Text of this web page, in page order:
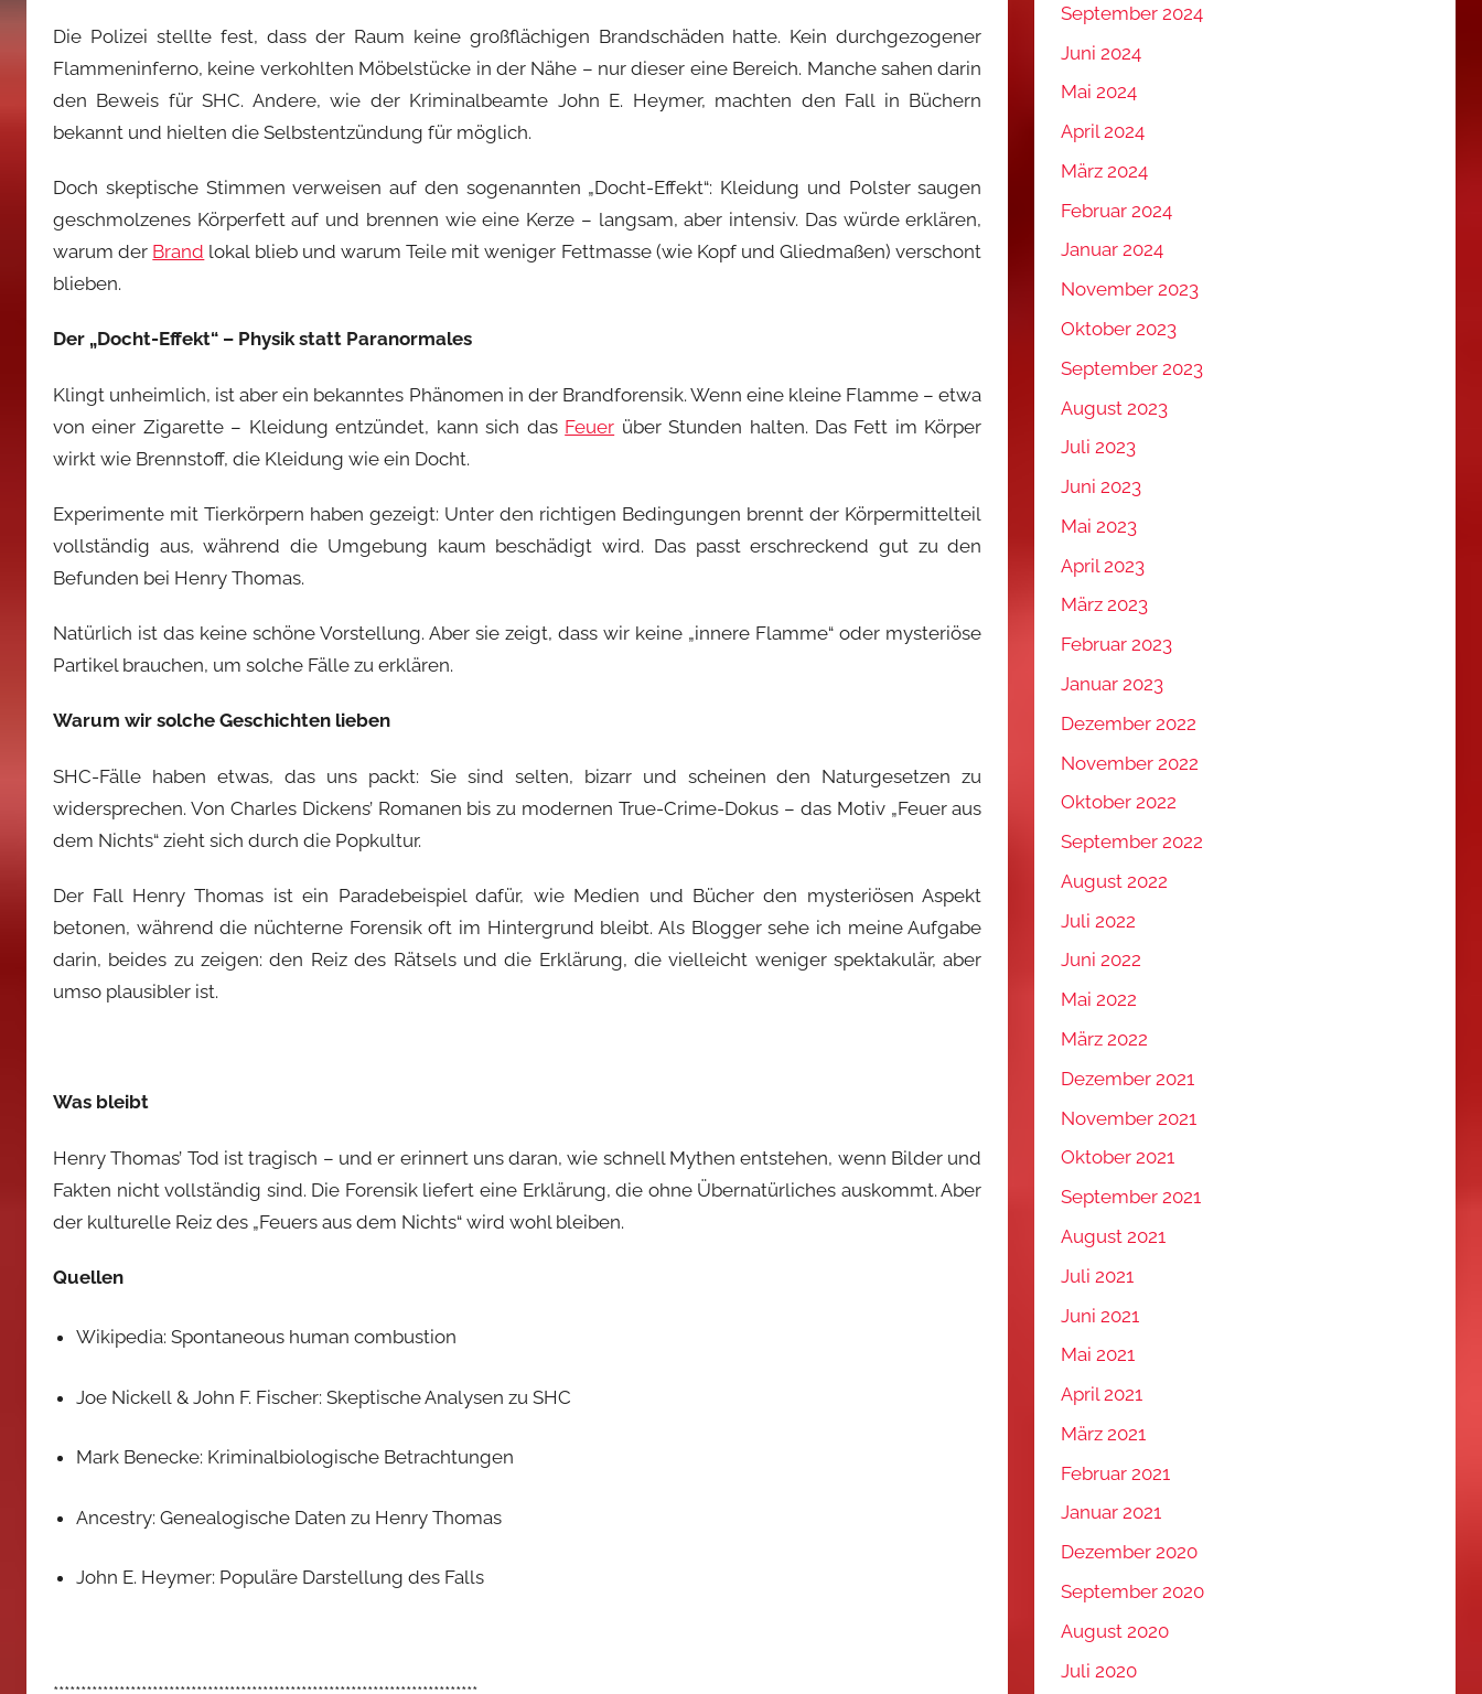
Die Polizei stellte fest, dass der Raum keine großflächigen Brandschäden hatte. Kein durchgezogener
Flammeninferno, keine verkohlten Möbelstücke in der Nähe – nur dieser eine Bereich. Manche sahen darin
den Beweis für SHC. Andere, wie der Kriminalbeamte John E. Heymer, machten den Fall in Büchern
bekannt und hielten die Selbstentzündung für möglich.
Doch skeptische Stimmen verweisen auf den sogenannten „Docht-Effekt“: Kleidung und Polster saugen
geschmolzenes Körperfett auf und brennen wie eine Kerze – langsam, aber intensiv. Das würde erklären,
warum der Brand lokal blieb und warum Teile mit weniger Fettmasse (wie Kopf und Gliedmaßen) verschont
blieben.
Der „Docht-Effekt“ – Physik statt Paranormales
Klingt unheimlich, ist aber ein bekanntes Phänomen in der Brandforensik. Wenn eine kleine Flamme – etwa
von einer Zigarette – Kleidung entzündet, kann sich das Feuer über Stunden halten. Das Fett im Körper
wirkt wie Brennstoff, die Kleidung wie ein Docht.
Experimente mit Tierkörpern haben gezeigt: Unter den richtigen Bedingungen brennt der Körpermittelteil
vollständig aus, während die Umgebung kaum beschädigt wird. Das passt erschreckend gut zu den
Befunden bei Henry Thomas.
Natürlich ist das keine schöne Vorstellung. Aber sie zeigt, dass wir keine „innere Flamme“ oder mysteriöse
Partikel brauchen, um solche Fälle zu erklären.
Warum wir solche Geschichten lieben
SHC-Fälle haben etwas, das uns packt: Sie sind selten, bizarr und scheinen den Naturgesetzen zu
widersprechen. Von Charles Dickens’ Romanen bis zu modernen True-Crime-Dokus – das Motiv „Feuer aus
dem Nichts“ zieht sich durch die Popkultur.
Der Fall Henry Thomas ist ein Paradebeispiel dafür, wie Medien und Bücher den mysteriösen Aspekt
betonen, während die nüchterne Forensik oft im Hintergrund bleibt. Als Blogger sehe ich meine Aufgabe
darin, beides zu zeigen: den Reiz des Rätsels und die Erklärung, die vielleicht weniger spektakulär, aber
umso plausibler ist.
Was bleibt
Henry Thomas’ Tod ist tragisch – und er erinnert uns daran, wie schnell Mythen entstehen, wenn Bilder und
Fakten nicht vollständig sind. Die Forensik liefert eine Erklärung, die ohne Übernatürliches auskommt. Aber
der kulturelle Reiz des „Feuers aus dem Nichts“ wird wohl bleiben.
Quellen
Wikipedia: Spontaneous human combustion
Joe Nickell & John F. Fischer: Skeptische Analysen zu SHC
Mark Benecke: Kriminalbiologische Betrachtungen
Ancestry: Genealogische Daten zu Henry Thomas
John E. Heymer: Populäre Darstellung des Falls
September 2024
Juni 2024
Mai 2024
April 2024
März 2024
Februar 2024
Januar 2024
November 2023
Oktober 2023
September 2023
August 2023
Juli 2023
Juni 2023
Mai 2023
April 2023
März 2023
Februar 2023
Januar 2023
Dezember 2022
November 2022
Oktober 2022
September 2022
August 2022
Juli 2022
Juni 2022
Mai 2022
März 2022
Dezember 2021
November 2021
Oktober 2021
September 2021
August 2021
Juli 2021
Juni 2021
Mai 2021
April 2021
März 2021
Februar 2021
Januar 2021
Dezember 2020
September 2020
August 2020
Juli 2020